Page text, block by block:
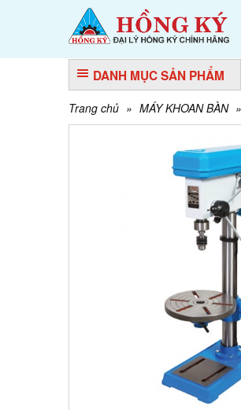
DANH MỤC SẢN PHẨM
Trang chủ » MÁY KHOAN BÀN »